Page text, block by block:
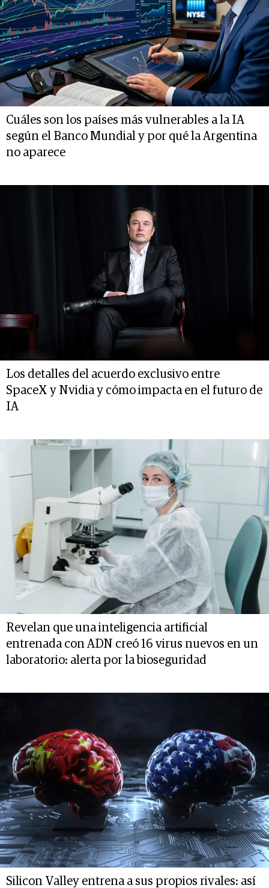
Cuáles son los países más vulnerables a la IA
según el Banco Mundial y por qué la Argentina
no aparece
Los detalles del acuerdo exclusivo entre
SpaceX y Nvidia y cómo impacta en el futuro de
IA
Revelan que una inteligencia artificial
entrenada con ADN creó 16 virus nuevos en un
laboratorio: alerta por la bioseguridad
Silicon Valley entrena a sus propios rivales: así